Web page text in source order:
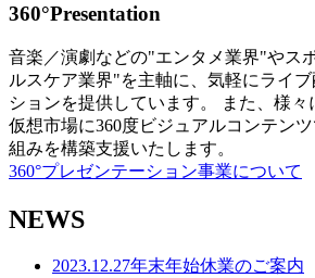
360°Presentation
音楽／演劇などの"エンタメ業界"やス
ルスケア業界"を主軸に、気軽にライ
ションを提供しています。 また、様
仮想市場に360度ビジュアルコンテン
組みを構築支援いたします。
360°プレゼンテーション事業について
NEWS
2023.12.27年末年始休業のご案内